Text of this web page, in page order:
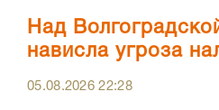
Над
нависла угроза
05.08.202622:28